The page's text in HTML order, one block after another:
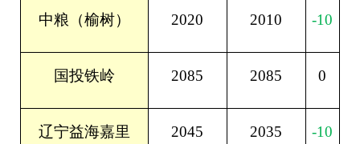
中粮（榆树） 2020 2010 -10
国投铁岭 2085 2085 0
辽宁益海嘉里 2045 2035 -10